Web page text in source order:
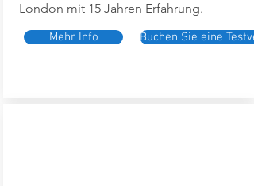
London mit 15 Jahren Erfahrung.
Mehr Info Buchen Sie eine